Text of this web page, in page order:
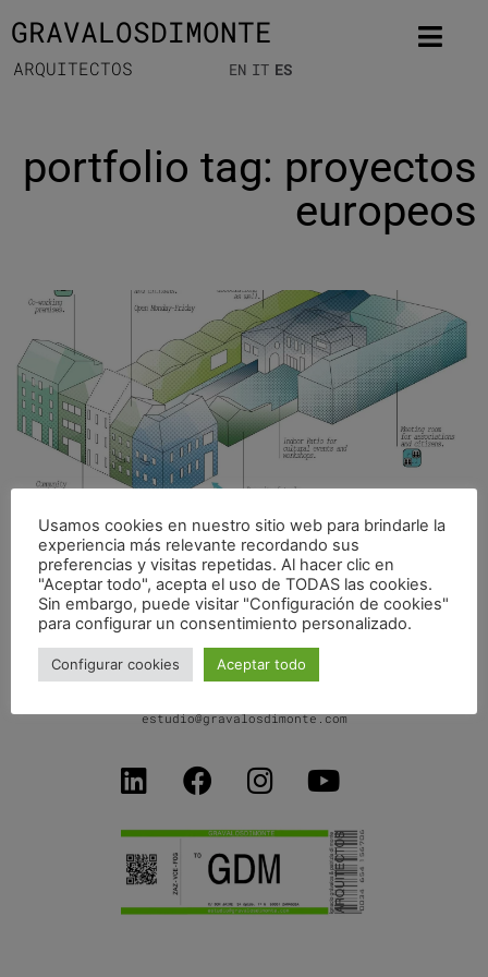
GRAVALOSDIMONTE
ARQUITECTOS EN IT ES
portfolio tag: proyectos
europeos
PROYECTO EUROPEO HORIZON 2020
C/ Don Jaime I, 34 dpdo-1ºB
50001 Zaragoza SPAIN
estudio@gravalosdimonte.com
Usamos cookies en nuestro sitio web para brindarle la
experiencia más relevante recordando sus
preferencias y visitas repetidas. Al hacer clic en
"Aceptar todo", acepta el uso de TODAS las cookies.
Sin embargo, puede visitar "Configuración de cookies"
para configurar un consentimiento personalizado.
Configurar cookies Aceptar todo